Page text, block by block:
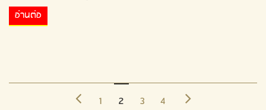
อ่านต่อ
1 2 3 4